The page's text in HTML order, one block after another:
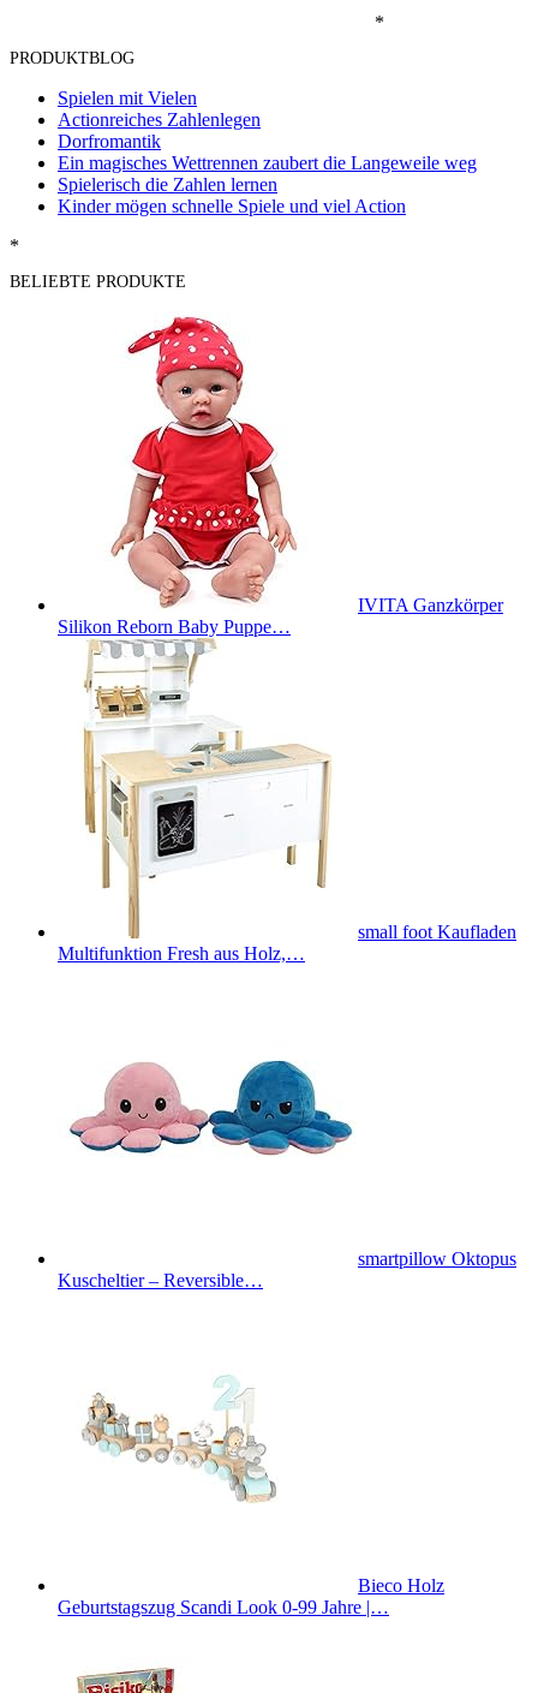
*
PRODUKTBLOG
Spielen mit Vielen
Actionreiches Zahlenlegen
Dorfromantik
Ein magisches Wettrennen zaubert die Langeweile weg
Spielerisch die Zahlen lernen
Kinder mögen schnelle Spiele und viel Action
*
BELIEBTE PRODUKTE
IVITA Ganzkörper
Silikon Reborn Baby Puppe…
small foot Kaufladen
Multifunktion Fresh aus Holz,…
smartpillow Oktopus
Kuscheltier – Reversible…
Bieco Holz
Geburtstagszug Scandi Look 0-99 Jahre |…